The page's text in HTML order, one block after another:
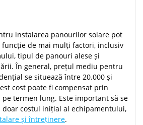
instalarea panourilor solare pot
de mai mulți factori, inclusiv
tipul de panouri alese și
În general, prețul mediu pentru
se situează între 20.000 și
cost poate fi compensat prin
termen lung. Este important să se
doar costul inițial al echipamentului,
și întreținere.